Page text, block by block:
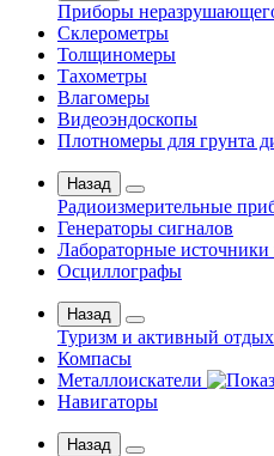
Приборы
Склерометры
Толщиномеры
Тахометры
Влагомеры
Видеоэндоскопы
Плотномеры для грунта
Назад
Радиоизмерительные
Генераторы сигналов
Лабораторные источники
Осциллографы
Назад
Туризм и активный отдых
Компасы
Металлоискатели
Навигаторы
Назад